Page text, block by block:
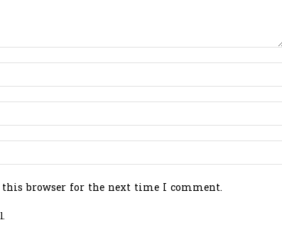
browser for the next time I comment.